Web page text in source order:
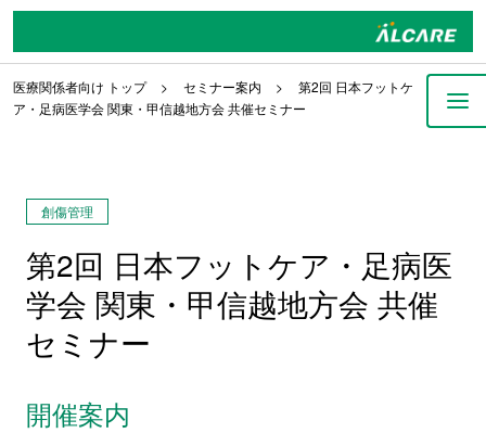
医療関係者向け トップ セミナー案内
第2回 日本フットケ
ア・足病医学会 関東・甲信越地方会 共催セミナー
創傷管理
第2回 日本フットケア・足病医
学会 関東・甲信越地方会 共催
セミナー
開催案内